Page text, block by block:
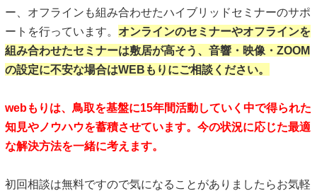
ー、オフラインも組み合わせたハイブリッドセミナーのサポ
ートを行っています。 オンラインのセミナーやオフラインを
組み合わせたセミナーは敷居が高そう、音響・映像・ZOOM
の設定に不安な場合はWEBもりにご相談ください。
webもりは、鳥取を基盤に15年間活動していく中で得られた
知見やノウハウを蓄積させています。今の状況に応じた最適
な解決方法を一緒に考えます。
初回相談は無料ですので気になることがありましたらお気軽